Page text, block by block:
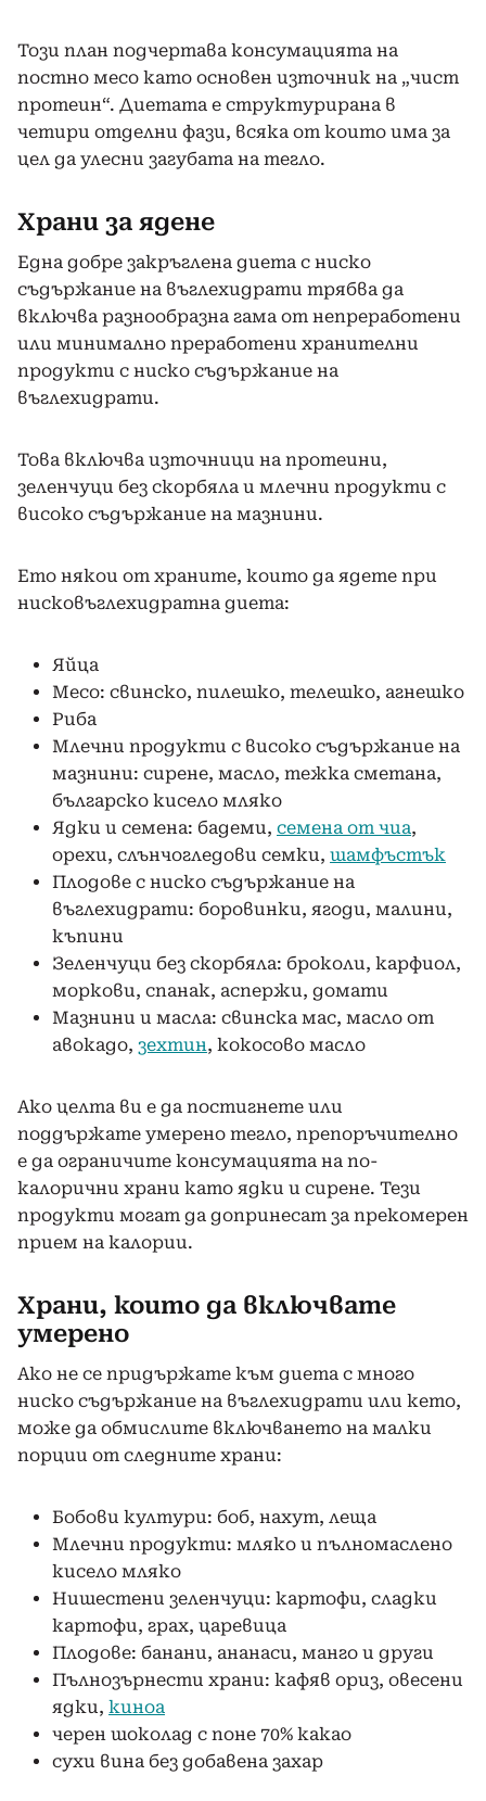
Този план подчертава консумацията на
постно месо като основен източник на „чист
протеин“. Диетата е структурирана в
четири отделни фази, всяка от които има за
цел да улесни загубата на тегло.
Храни за ядене
Една добре закръглена диета с ниско
съдържание на въглехидрати трябва да
включва разнообразна гама от непреработени
или минимално преработени хранителни
продукти с ниско съдържание на
въглехидрати.
Това включва източници на протеини,
зеленчуци без скорбяла и млечни продукти с
високо съдържание на мазнини.
Ето някои от храните, които да ядете при
нисковъглехидратна диета:
Яйца
Месо: свинско, пилешко, телешко, агнешко
Риба
Млечни продукти с високо съдържание на
мазнини: сирене, масло, тежка сметана,
българско кисело мляко
Ядки и семена: бадеми, семена от чиа,
орехи, слънчогледови семки, шамфъстък
Плодове с ниско съдържание на
въглехидрати: боровинки, ягоди, малини,
къпини
Зеленчуци без скорбяла: броколи, карфиол,
моркови, спанак, аспержи, домати
Мазнини и масла: свинска мас, масло от
авокадо, зехтин, кокосово масло
Ако целта ви е да постигнете или
поддържате умерено тегло, препоръчително
е да ограничите консумацията на по-
калорични храни като ядки и сирене. Тези
продукти могат да допринесат за прекомерен
прием на калории.
Храни, които да включвате
умерено
Ако не се придържате към диета с много
ниско съдържание на въглехидрати или кето,
може да обмислите включването на малки
порции от следните храни:
Бобови култури: боб, нахут, леща
Млечни продукти: мляко и пълномаслено
кисело мляко
Нишестени зеленчуци: картофи, сладки
картофи, грах, царевица
Плодове: банани, ананаси, манго и други
Пълнозърнести храни: кафяв ориз, овесени
ядки, киноа
черен шоколад с поне 70% какао
сухи вина без добавена захар